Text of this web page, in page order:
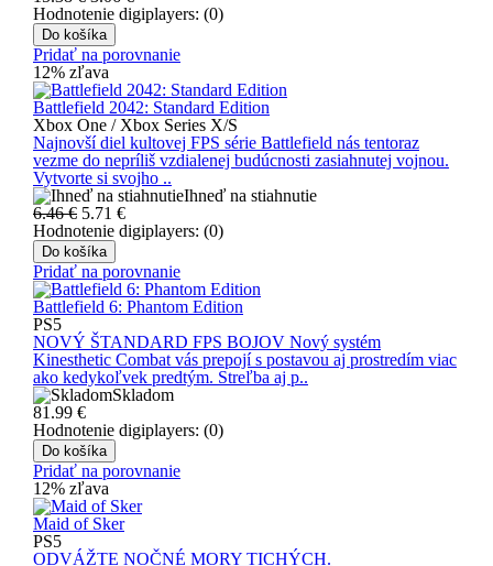
Hodnotenie digiplayers: (0)
Do košíka
Pridať na porovnanie
12% zľava
Battlefield 2042: Standard Edition
Xbox One / Xbox Series X/S
Najnovší diel kultovej FPS série Battlefield nás tentoraz
vezme do nepríliš vzdialenej budúcnosti zasiahnutej vojnou.
Vytvorte si svojho ..
Ihneď na stiahnutie
6.46 € 5.71 €
Hodnotenie digiplayers: (0)
Do košíka
Pridať na porovnanie
Battlefield 6: Phantom Edition
PS5
NOVÝ ŠTANDARD FPS BOJOV Nový systém
Kinesthetic Combat vás prepojí s postavou aj prostredím viac
ako kedykoľvek predtým. Streľba aj p..
Skladom
81.99 €
Hodnotenie digiplayers: (0)
Do košíka
Pridať na porovnanie
12% zľava
Maid of Sker
PS5
ODVÁŽTE NOČNÉ MORY TICHÝCH.